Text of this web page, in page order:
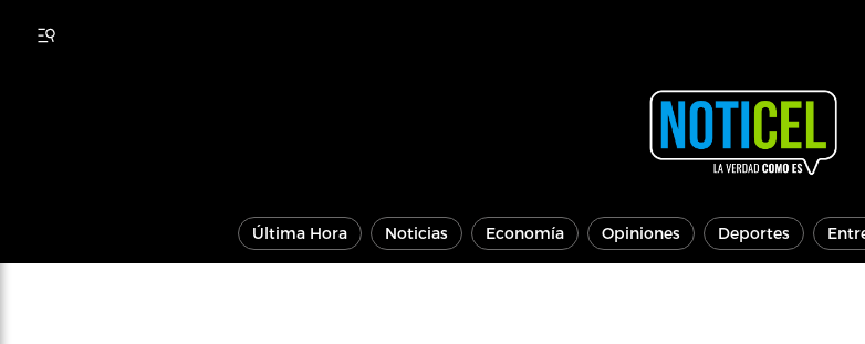
Última Hora Noticias Economía Opiniones Deportes